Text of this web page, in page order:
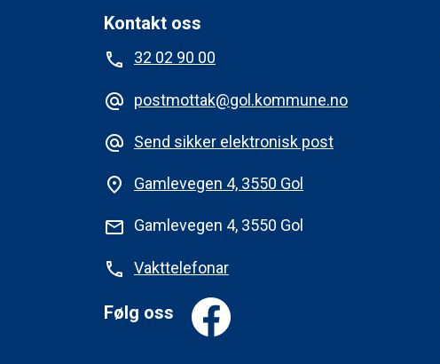
Kontakt oss
phone
32 02 90 00
alternate_email postmottak@gol.kommune.no
alternate_email Send sikker elektronisk post
place Gamlevegen 4, 3550 Gol
mail Gamlevegen 4, 3550 Gol
phone Vakttelefonar
Følg oss